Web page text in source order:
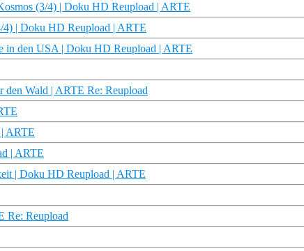
(3/4) | Doku HD Reupload | ARTE
4) | Doku HD Reupload | ARTE
in den USA | Doku HD Reupload | ARTE
Wald | ARTE Re: Reupload
ARTE
| ARTE
| Doku HD Reupload | ARTE
Re: Reupload